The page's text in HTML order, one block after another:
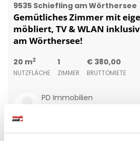
9535 Schiefling am Wörthersee
Gemütliches Zimmer mit
möbliert, TV & WLAN
am Wörthersee!
20 m2
NUTZFLÄCHE
1
ZIMMER
€ 380,00
BRUTTOMIETE
PD Immobilien